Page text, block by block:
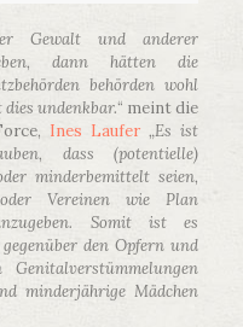
Gewalt und anderer
dann hätten die
behörden wohl
undenkbar.“ meint die
Ines Laufer „Es ist
dass (potentielle)
minderbemittelt seien,
Vereinen wie Plan
Somit ist es
den Opfern und
minderjährige Mädchen